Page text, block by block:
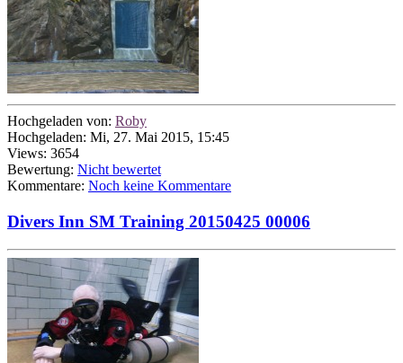
Hochgeladen von: Roby
Hochgeladen: Mi, 27. Mai 2015, 15:45
Views: 3654
Bewertung: Nicht bewertet
Kommentare: Noch keine Kommentare
Divers Inn SM Training 20150425 00006